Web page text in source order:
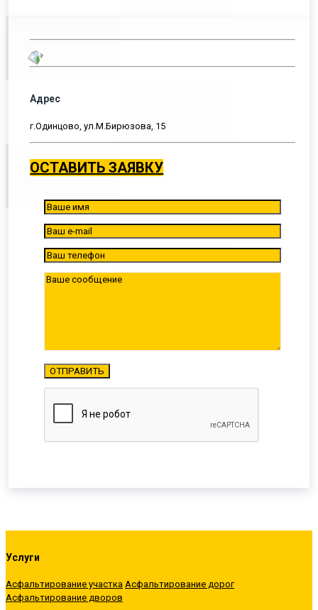
Адрес
г.Одинцово, ул.М.Бирюзова, 15
ОСТАВИТЬ ЗАЯВКУ
Услуги
Асфальтирование участка Асфальтирование дорог
Асфальтирование дворов